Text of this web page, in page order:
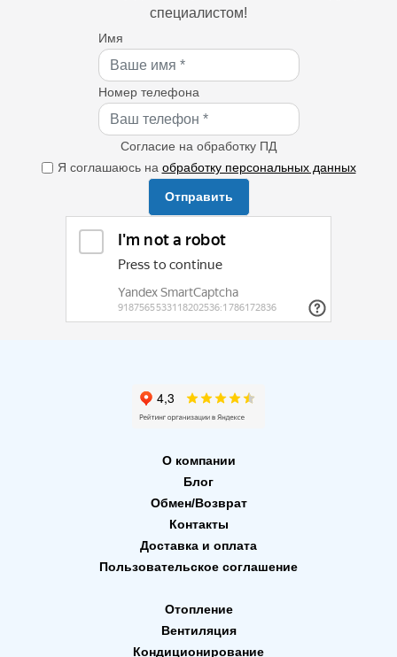
специалистом!
Имя
Номер телефона
Согласие на обработку ПД
Я соглашаюсь на обработку персональных данных
Отправить
О компании
Блог
Обмен/Возврат
Контакты
Доставка и оплата
Пользовательское соглашение
Отопление
Вентиляция
Кондиционирование